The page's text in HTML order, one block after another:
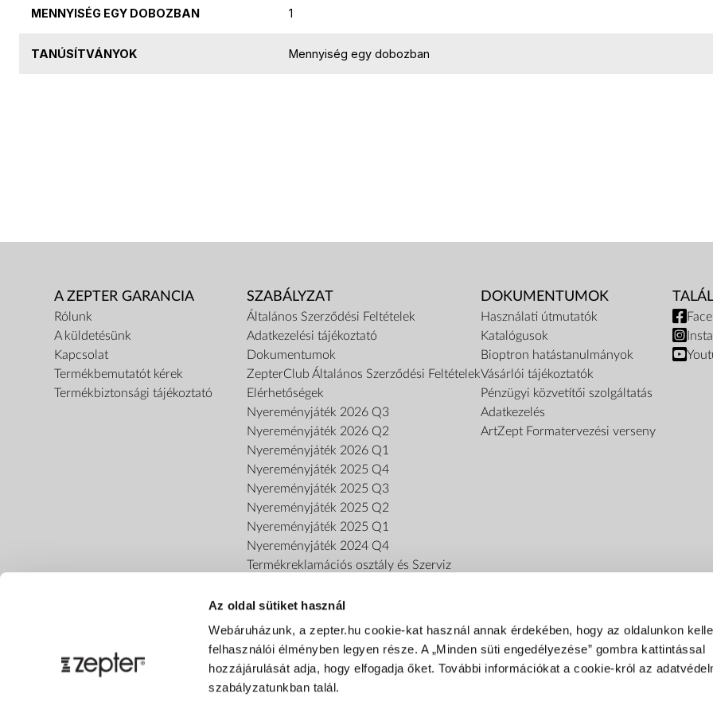
Az oldal sütiket használ
Webáruházunk, a zepter.hu cookie-kat használ annak érdekében, hogy az oldalunkon
felhasználói élményben legyen része. A „Minden süti engedélyezése” gombra kattintással
hozzájárulását adja, hogy elfogadja őket. További információkat a cookie-król az
szabályzatunkban talál.
MENNYISÉG EGY DOBOZBAN 1
TANÚSÍTVÁNYOK Mennyiség egy dobozban
A ZEPTER GARANCIA
Rólunk
A küldetésünk
Kapcsolat
Termékbemutatót kérek
Termékbiztonsági tájékoztató
SZABÁLYZAT
Általános Szerződési Feltételek
Adatkezelési tájékoztató
Dokumentumok
ZepterClub Általános Szerződési Feltételek
Elérhetőségek
Nyereményjáték 2026 Q3
Nyereményjáték 2026 Q2
Nyereményjáték 2026 Q1
Nyereményjáték 2025 Q4
Nyereményjáték 2025 Q3
Nyereményjáték 2025 Q2
Nyereményjáték 2025 Q1
Nyereményjáték 2024 Q4
Termékreklamációs osztály és Szerviz
DOKUMENTUMOK
Használati útmutatók
Katalógusok
Bioptron hatástanulmányok
Vásárlói tájékoztatók
Pénzügyi közvetítői szolgáltatás
Adatkezelés
ArtZept Formatervezési verseny
FIZETÉSI MÓDOK